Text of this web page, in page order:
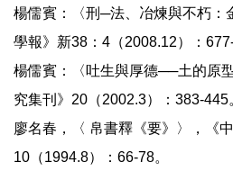
楊儒賓：〈刑─法、冶煉與不朽：
學報》新38：4（2008.12）：677-
楊儒賓：〈吐生與厚德──土的原
究集刊》20（2002.3）：383-445
廖名春，〈 帛書釋《要》〉，《中
10（1994.8）：66-78。